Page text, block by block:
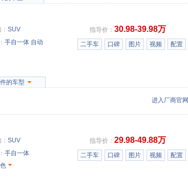
SUV
手自一体 自动
指导价： 30.98-39.98万
二手车 口碑 图片 视频 配置
的车型
进入厂商官网
SUV
手自一体
指导价： 29.98-49.88万
二手车 口碑 图片 视频 配置